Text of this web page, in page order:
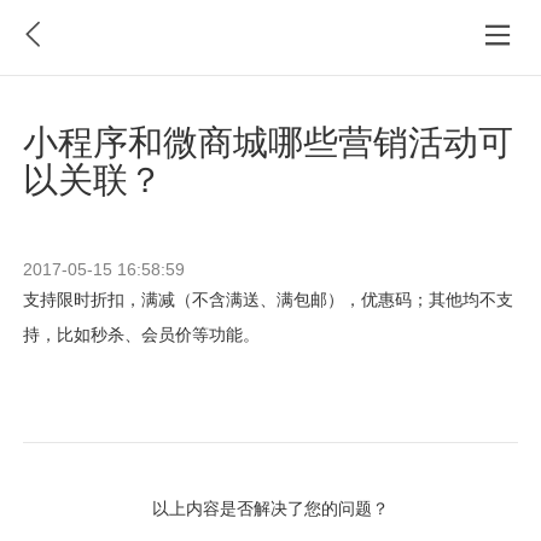
小程序和微商城哪些营销活动可
以关联？
2017-05-15 16:58:59
支持限时折扣，满减（不含满送、满包邮），优惠码；其他均不支
持，比如秒杀、会员价等功能。
以上内容是否解决了您的问题？